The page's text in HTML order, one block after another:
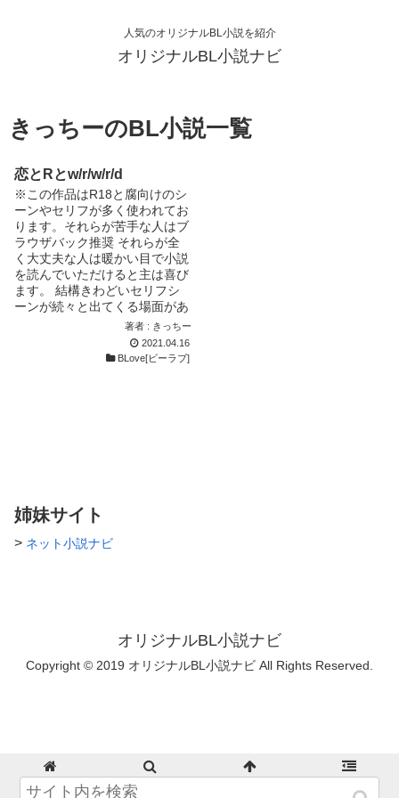
人気のオリジナルBL小説を紹介
オリジナルBL小説ナビ
きっちーのBL小説一覧
恋とRとw/r/w/r/d
※この作品はR18と腐向けのシ
ーンやセリフが多く使われてお
ります。それらが苦手な人はブ
ラウザバック推奨 それらが全
く大丈夫な人は暖かい目で小説
を読んでいただけると主は喜び
ます。 結構きわどいセリフシ
ーンが続々と出てくる場面があ
ると思いますがゆっくりしてい
著者 : きっちー
2021.04.16
BLove[ビーラブ]
姉妹サイト
> ネット小説ナビ
オリジナルBL小説ナビ
Copyright © 2019 オリジナルBL小説ナビ All Rights Reserved.
ホーム